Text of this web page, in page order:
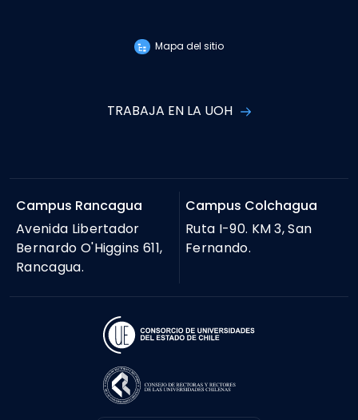
Mapa del sitio
TRABAJA EN LA UOH
Campus Rancagua
Avenida Libertador
Bernardo O'Higgins 611,
Rancagua.
Campus Colchagua
Ruta I-90. KM 3, San
Fernando.